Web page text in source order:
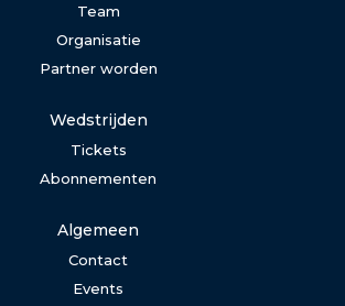
Team
Organisatie
Partner worden
Wedstrijden
Tickets
Abonnementen
Algemeen
Contact
Events